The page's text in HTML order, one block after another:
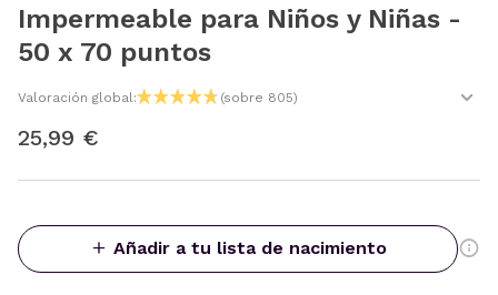
Impermeable para Niños y Niñas -
50 x 70 puntos
Valoración global: (sobre 805)
25,99 €
Añadir a tu lista de nacimiento